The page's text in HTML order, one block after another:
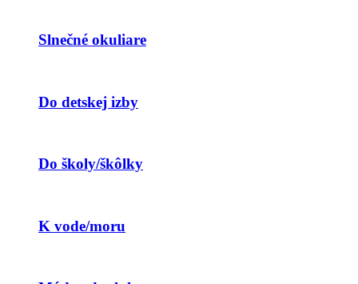
Slnečné okuliare
Do detskej izby
Do školy/škôlky
K vode/moru